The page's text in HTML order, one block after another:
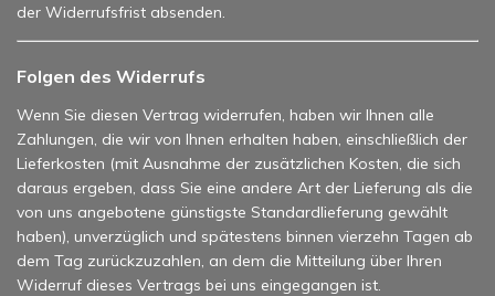
der Widerrufsfrist absenden.
Folgen des Widerrufs
Wenn Sie diesen Vertrag widerrufen, haben wir Ihnen alle
Zahlungen, die wir von Ihnen erhalten haben, einschließlich der
Lieferkosten (mit Ausnahme der zusätzlichen Kosten, die sich
daraus ergeben, dass Sie eine andere Art der Lieferung als die
von uns angebotene günstigste Standardlieferung gewählt
haben), unverzüglich und spätestens binnen vierzehn Tagen ab
dem Tag zurückzuzahlen, an dem die Mitteilung über Ihren
Widerruf dieses Vertrags bei uns eingegangen ist.